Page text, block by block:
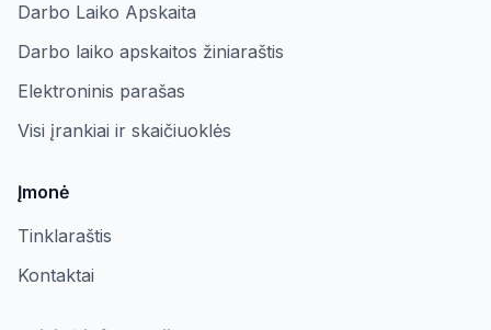
Darbo Laiko Apskaita
Darbo laiko apskaitos žiniaraštis
Elektroninis parašas
Visi įrankiai ir skaičiuoklės
Įmonė
Tinklaraštis
Kontaktai